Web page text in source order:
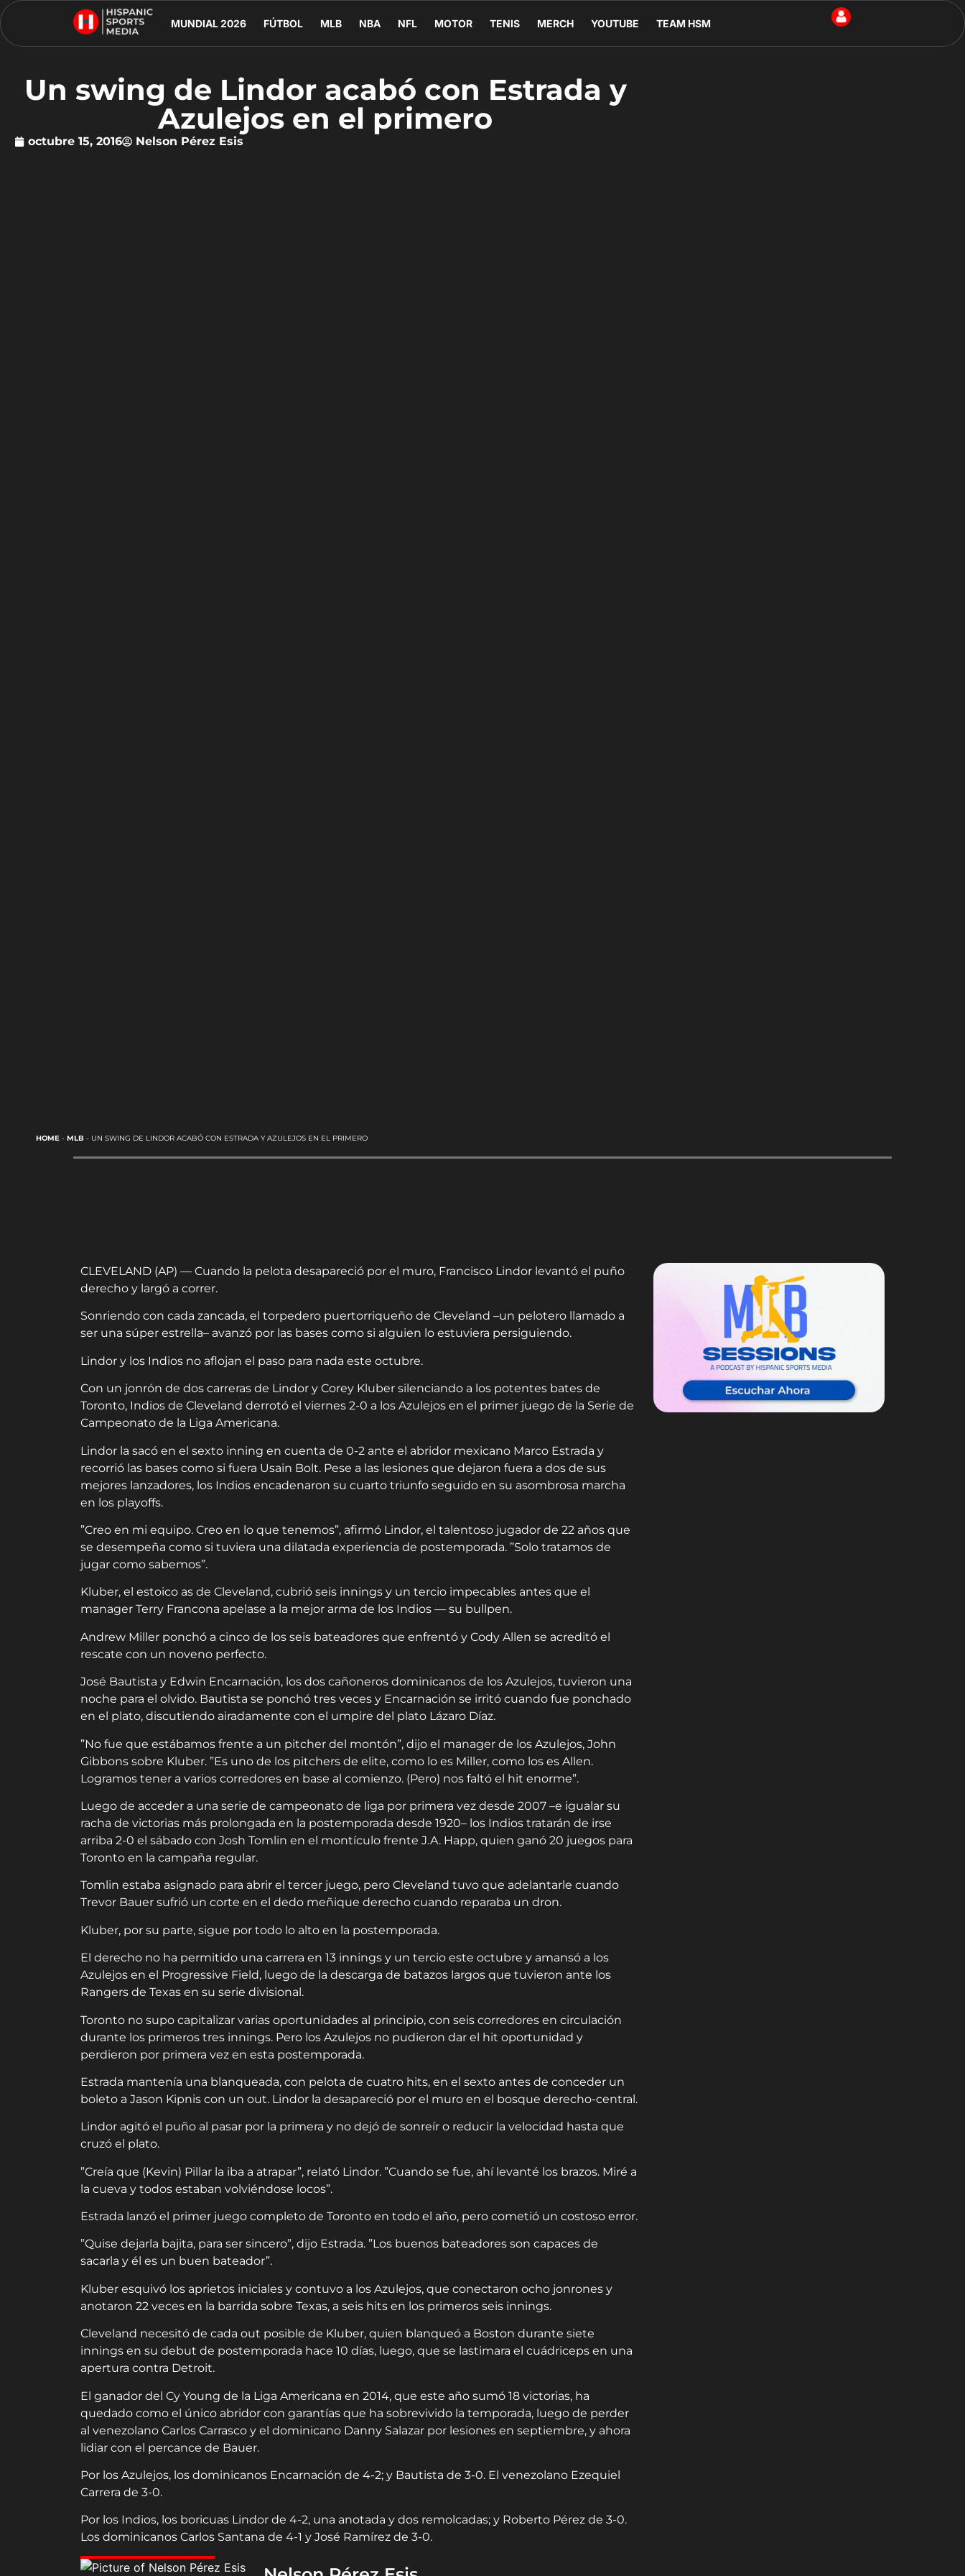
MUNDIAL 2026 FÚTBOL MLB NBA NFL MOTOR TENIS MERCH YOUTUBE TEAM HSM
Un swing de Lindor acabó con Estrada y
Azulejos en el primero
octubre 15, 2016 Nelson Pérez Esis
HOME- MLB- UN SWING DE LINDOR ACABÓ CON ESTRADA Y AZULEJOS EN EL PRIMERO
CLEVELAND (AP) — Cuando la pelota desapareció por el muro, Francisco Lindor levantó el puño
derecho y largó a correr.
Sonriendo con cada zancada, el torpedero puertorriqueño de Cleveland –un pelotero llamado a
ser una súper estrella– avanzó por las bases como si alguien lo estuviera persiguiendo.
Lindor y los Indios no aflojan el paso para nada este octubre.
Con un jonrón de dos carreras de Lindor y Corey Kluber silenciando a los potentes bates de
Toronto, Indios de Cleveland derrotó el viernes 2-0 a los Azulejos en el primer juego de la Serie de
Campeonato de la Liga Americana.
Lindor la sacó en el sexto inning en cuenta de 0-2 ante el abridor mexicano Marco Estrada y
recorrió las bases como si fuera Usain Bolt. Pese a las lesiones que dejaron fuera a dos de sus
mejores lanzadores, los Indios encadenaron su cuarto triunfo seguido en su asombrosa marcha
en los playoffs.
”Creo en mi equipo. Creo en lo que tenemos”, afirmó Lindor, el talentoso jugador de 22 años que
se desempeña como si tuviera una dilatada experiencia de postemporada. ”Solo tratamos de
jugar como sabemos”.
Kluber, el estoico as de Cleveland, cubrió seis innings y un tercio impecables antes que el
manager Terry Francona apelase a la mejor arma de los Indios — su bullpen.
Andrew Miller ponchó a cinco de los seis bateadores que enfrentó y Cody Allen se acreditó el
rescate con un noveno perfecto.
José Bautista y Edwin Encarnación, los dos cañoneros dominicanos de los Azulejos, tuvieron una
noche para el olvido. Bautista se ponchó tres veces y Encarnación se irritó cuando fue ponchado
en el plato, discutiendo airadamente con el umpire del plato Lázaro Díaz.
”No fue que estábamos frente a un pitcher del montón”, dijo el manager de los Azulejos, John
Gibbons sobre Kluber. ”Es uno de los pitchers de elite, como lo es Miller, como los es Allen.
Logramos tener a varios corredores en base al comienzo. (Pero) nos faltó el hit enorme”.
Luego de acceder a una serie de campeonato de liga por primera vez desde 2007 –e igualar su
racha de victorias más prolongada en la postemporada desde 1920– los Indios tratarán de irse
arriba 2-0 el sábado con Josh Tomlin en el montículo frente J.A. Happ, quien ganó 20 juegos para
Toronto en la campaña regular.
Tomlin estaba asignado para abrir el tercer juego, pero Cleveland tuvo que adelantarle cuando
Trevor Bauer sufrió un corte en el dedo meñique derecho cuando reparaba un dron.
Kluber, por su parte, sigue por todo lo alto en la postemporada.
El derecho no ha permitido una carrera en 13 innings y un tercio este octubre y amansó a los
Azulejos en el Progressive Field, luego de la descarga de batazos largos que tuvieron ante los
Rangers de Texas en su serie divisional.
Toronto no supo capitalizar varias oportunidades al principio, con seis corredores en circulación
durante los primeros tres innings. Pero los Azulejos no pudieron dar el hit oportunidad y
perdieron por primera vez en esta postemporada.
Estrada mantenía una blanqueada, con pelota de cuatro hits, en el sexto antes de conceder un
boleto a Jason Kipnis con un out. Lindor la desapareció por el muro en el bosque derecho-central.
Lindor agitó el puño al pasar por la primera y no dejó de sonreír o reducir la velocidad hasta que
cruzó el plato.
”Creía que (Kevin) Pillar la iba a atrapar”, relató Lindor. ”Cuando se fue, ahí levanté los brazos. Miré a
la cueva y todos estaban volviéndose locos”.
Estrada lanzó el primer juego completo de Toronto en todo el año, pero cometió un costoso error.
”Quise dejarla bajita, para ser sincero”, dijo Estrada. ”Los buenos bateadores son capaces de
sacarla y él es un buen bateador”.
Kluber esquivó los aprietos iniciales y contuvo a los Azulejos, que conectaron ocho jonrones y
anotaron 22 veces en la barrida sobre Texas, a seis hits en los primeros seis innings.
Cleveland necesitó de cada out posible de Kluber, quien blanqueó a Boston durante siete
innings en su debut de postemporada hace 10 días, luego, que se lastimara el cuádriceps en una
apertura contra Detroit.
El ganador del Cy Young de la Liga Americana en 2014, que este año sumó 18 victorias, ha
quedado como el único abridor con garantías que ha sobrevivido la temporada, luego de perder
al venezolano Carlos Carrasco y el dominicano Danny Salazar por lesiones en septiembre, y ahora
lidiar con el percance de Bauer.
Por los Azulejos, los dominicanos Encarnación de 4-2; y Bautista de 3-0. El venezolano Ezequiel
Carrera de 3-0.
Por los Indios, los boricuas Lindor de 4-2, una anotada y dos remolcadas; y Roberto Pérez de 3-0.
Los dominicanos Carlos Santana de 4-1 y José Ramírez de 3-0.